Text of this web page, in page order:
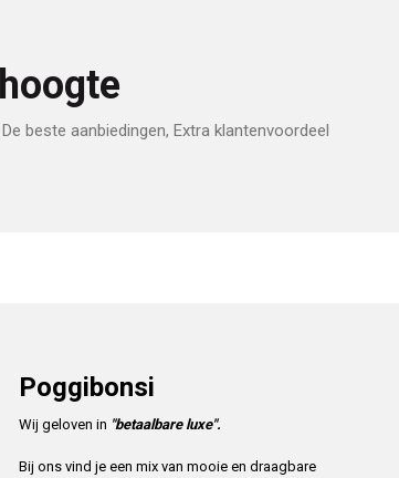
beste aanbiedingen, Extra klantenvoordeel
Poggibonsi
Wij geloven in "betaalbare luxe".
Bij ons vind je een mix van mooie en draagbare